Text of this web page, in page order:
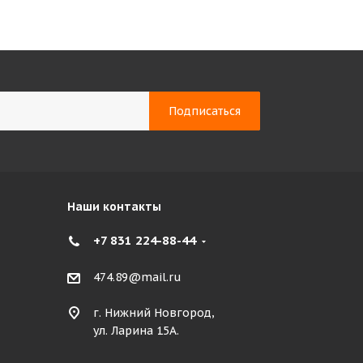
Наши контакты
+7 831 224-88-44
474.89@mail.ru
г. Нижний Новгород,
ул. Ларина 15А.